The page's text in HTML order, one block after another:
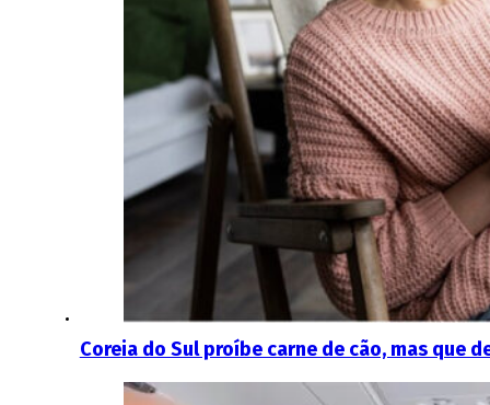
Coreia do Sul proíbe carne de cão, mas que